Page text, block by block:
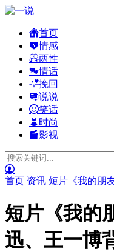
首页
情感
两性
情话
挽回
说说
笑话
时尚
影视
首页 资讯 短片《我的朋
短片《我的
迅、王一博